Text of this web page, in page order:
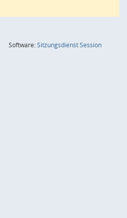
Software:SitzungsdienstSession(Wird in